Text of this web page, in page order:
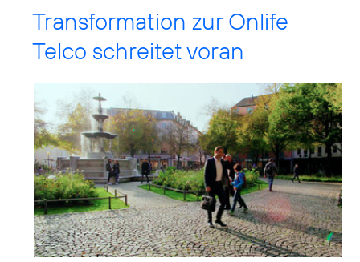
Transformation zur Onlife
Telco schreitet voran